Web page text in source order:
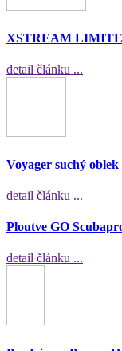
XSTREAM
detail článku ...
Voyager suchý
detail článku ...
Ploutve GO
detail článku ...